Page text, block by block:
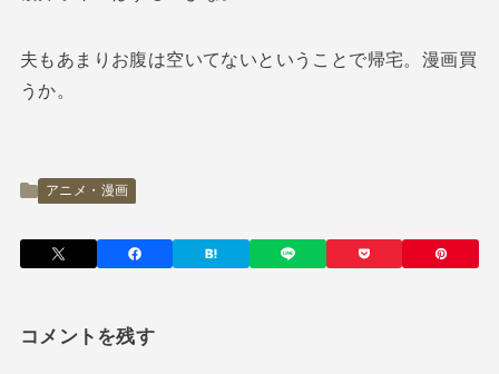
夫もあまりお腹は空いてないということで帰宅。漫画買
うか。
アニメ・漫画
コメントを残す